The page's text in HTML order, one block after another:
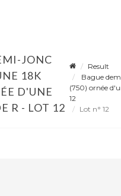
JONC
18K
D'UNE
R - LOT 12
Result
Bague
(750) ornée
12
Lot n° 12